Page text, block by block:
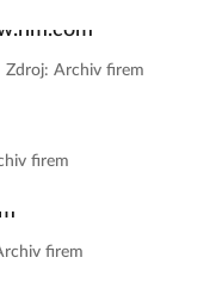
Zdroj: Archiv firem
firem
firem